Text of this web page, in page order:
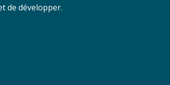
de développer.